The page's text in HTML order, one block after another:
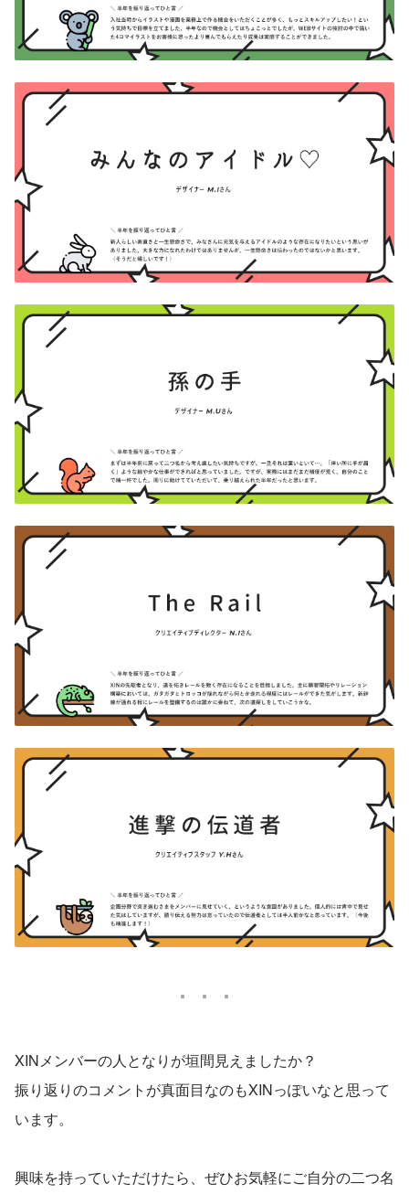
XINメンバーの人となりが垣間見えましたか？
振り返りのコメントが真面目なのもXINっぽいなと思って
います。
興味を持っていただけたら、ぜひお気軽にご自分の二つ名